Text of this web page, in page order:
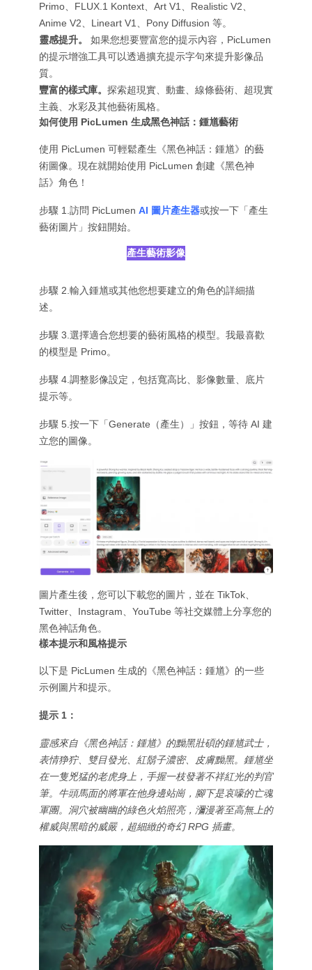
Primo、FLUX.1 Kontext、Art V1、Realistic V2、
Anime V2、Lineart V1、Pony Diffusion 等。
靈感提升。 如果您想要豐富您的提示內容，PicLumen
的提示增強工具可以透過擴充提示字句來提升影像品
質。
豐富的樣式庫。 探索超現實、動畫、線條藝術、超現實
主義、水彩及其他藝術風格。
如何使用 PicLumen 生成黑色神話：鍾馗藝術
使用 PicLumen 可輕鬆產生《黑色神話：鍾馗》的藝
術圖像。現在就開始使用 PicLumen 創建《黑色神
話》角色！
步驟 1.訪問 PicLumen AI 圖片產生器或按一下「產生
藝術圖片」按鈕開始。
產生藝術影像
步驟 2.輸入鍾馗或其他您想要建立的角色的詳細描
述。
步驟 3.選擇適合您想要的藝術風格的模型。我最喜歡
的模型是 Primo。
步驟 4.調整影像設定，包括寬高比、影像數量、底片
提示等。
步驟 5.按一下「Generate（產生）」按鈕，等待 AI 建
立您的圖像。
圖片產生後，您可以下載您的圖片，並在 TikTok、
Twitter、Instagram、YouTube 等社交媒體上分享您的
黑色神話角色。
樣本提示和風格提示
以下是 PicLumen 生成的《黑色神話：鍾馗》的一些
示例圖片和提示。
提示 1：
靈感來自《黑色神話：鍾馗》的黝黑壯碩的鍾馗武士，
表情狰狞、雙目發光、紅鬍子濃密、皮膚黝黑。鍾馗坐
在一隻兇猛的老虎身上，手握一枝發著不祥紅光的判官
筆。牛頭馬面的將軍在他身邊站崗，腳下是哀嚎的亡魂
軍團。洞穴被幽幽的綠色火焰照亮，瀰漫著至高無上的
權威與黑暗的威嚴，超細緻的奇幻 RPG 插畫。